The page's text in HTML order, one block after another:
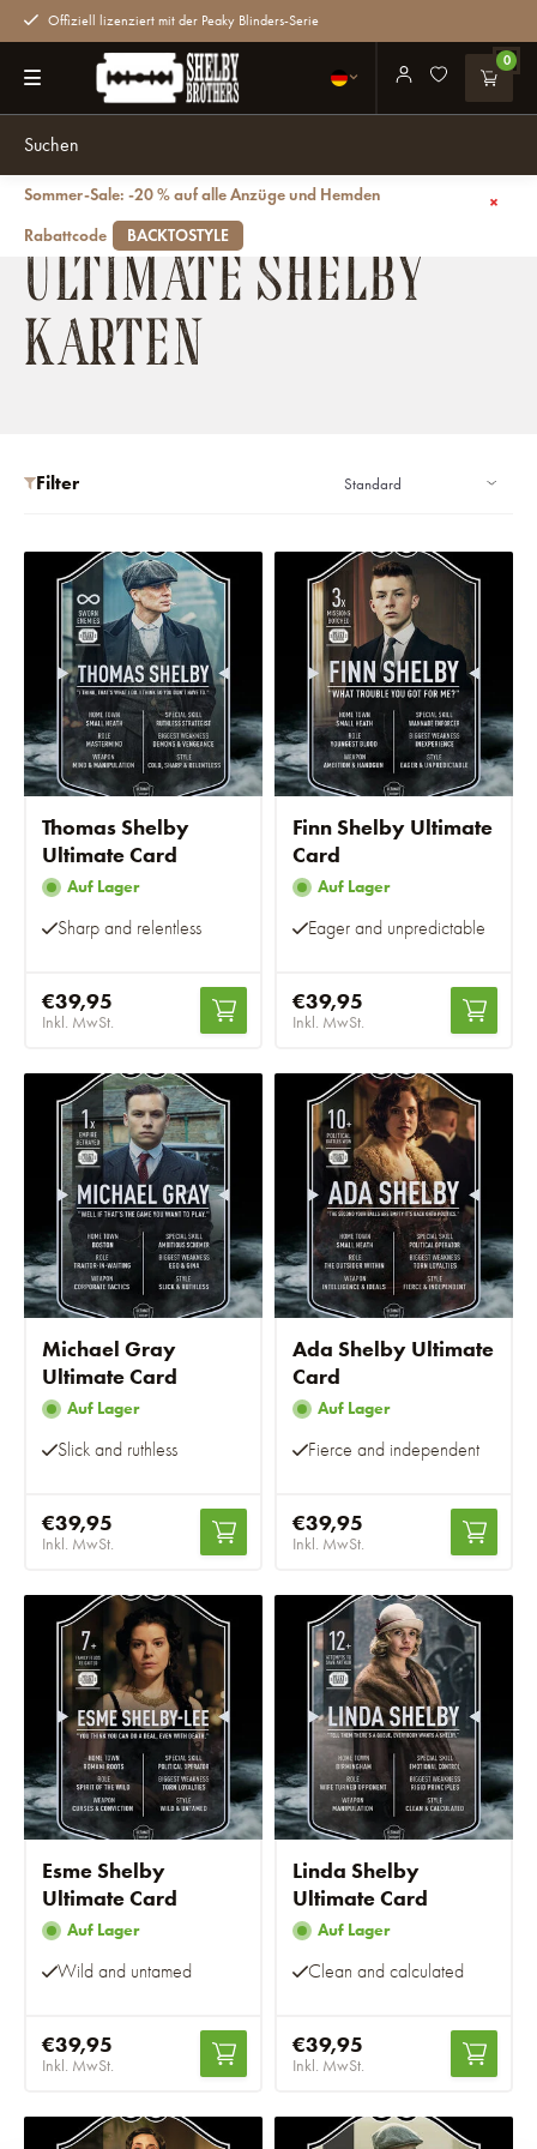
Offiziell lizenziert mit der Peaky Blinders-Serie
0
Sommer-Sale: -20 % auf alle Anzüge und Hemden
Rabattcode
BACKTOSTYLE
Ultimate Shelby Ultimate Shelby Karten
ULTIMATE SHELBY
KARTEN
Filter
Thomas Shelby
Ultimate Card
Auf Lager
Sharp and relentless
€39,95
Inkl. MwSt.
Finn Shelby Ultimate
Card
Auf Lager
Eager and unpredictable
€39,95
Inkl. MwSt.
Michael Gray
Ultimate Card
Auf Lager
Slick and ruthless
€39,95
Inkl. MwSt.
Ada Shelby Ultimate
Card
Auf Lager
Fierce and independent
€39,95
Inkl. MwSt.
Esme Shelby
Ultimate Card
Auf Lager
Wild and untamed
€39,95
Inkl. MwSt.
Linda Shelby
Ultimate Card
Auf Lager
Clean and calculated
€39,95
Inkl. MwSt.